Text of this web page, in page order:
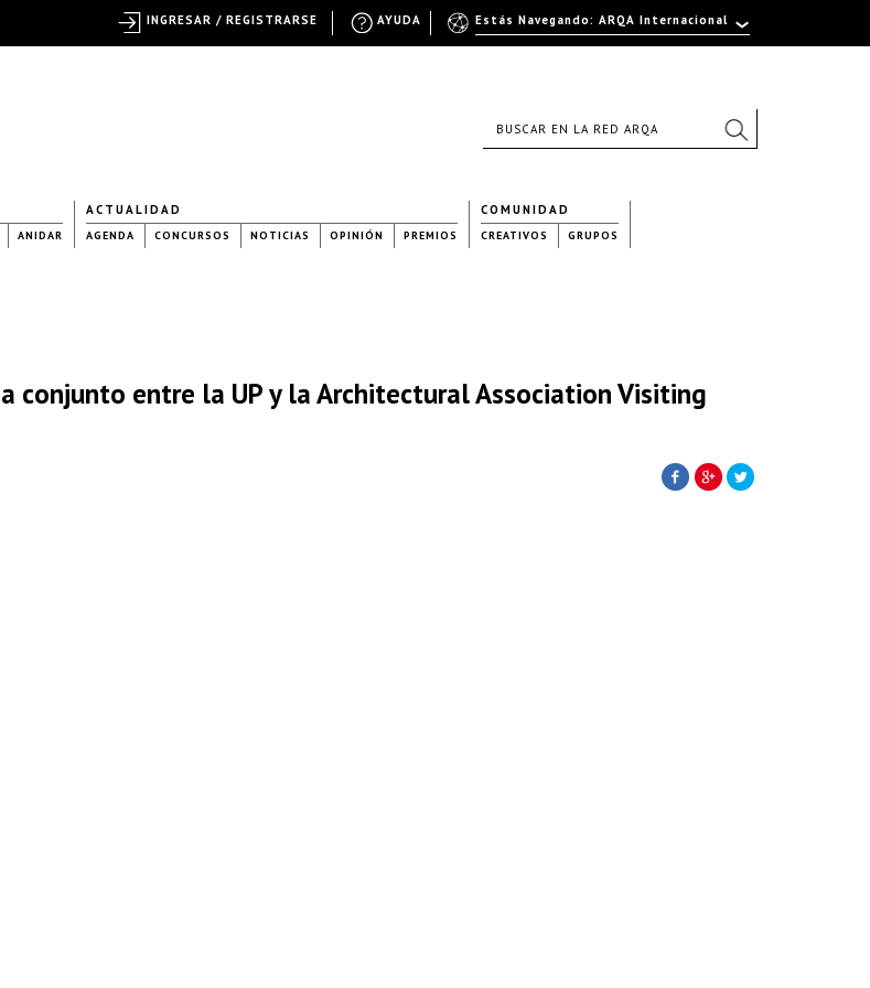
ANIDAR
ACTUALIDAD
AGENDA CONCURSOS NOTICIAS OPINIÓN PREMIOS
COMUNIDAD
CREATIVOS GRUPOS
conjunto entre la UP y la Architectural Association Visiting
Estás Navegando: ARQA Internacional
AYUDA
INGRESAR / REGISTRARSE